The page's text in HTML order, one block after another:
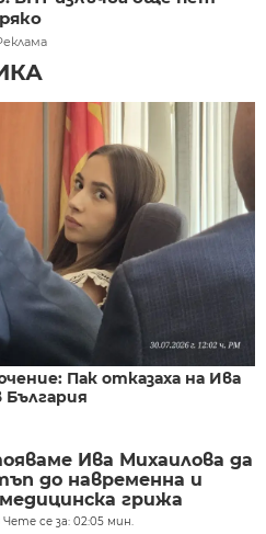
Пак отказаха на Ива
България
Ива Михаилова да
до навременна и
грижа
Чете се за: 02:05 мин.